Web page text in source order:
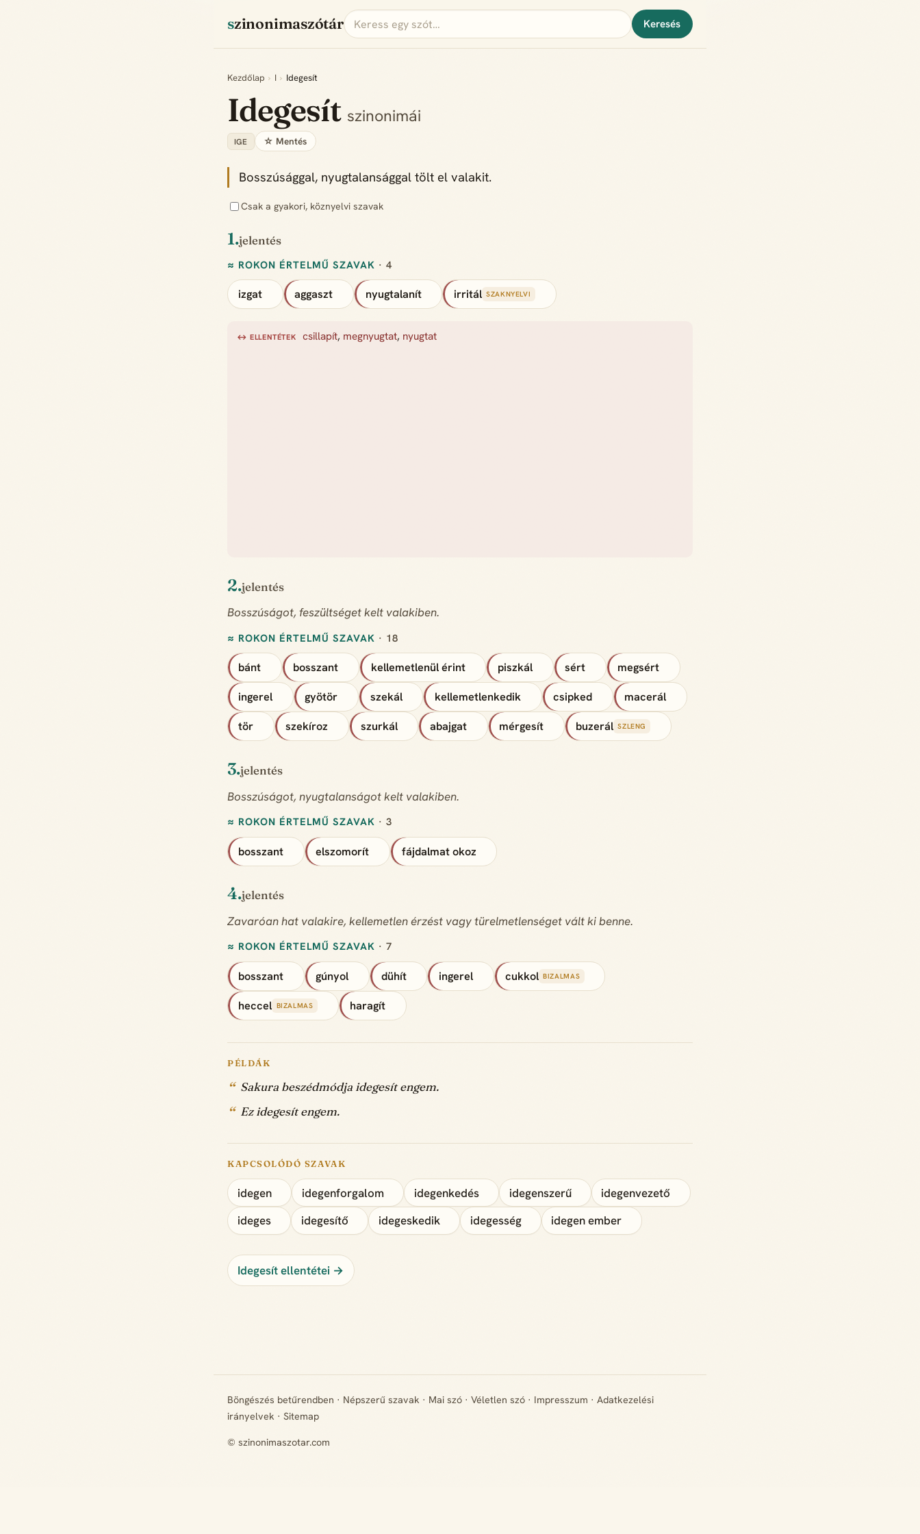
szinonimaszótár Keresés
Kezdőlap › I › Idegesít
Idegesít szinonimái
IGE ☆ Mentés
Bosszúsággal, nyugtalansággal tölt el valakit.
Csak a gyakori, köznyelvi szavak
1.jelentés
≈ ROKON ÉRTELMŰ SZAVAK · 4
izgat aggaszt nyugtalanít irritál SZAKNYELVI
↔ ELLENTÉTEK csillapít, megnyugtat, nyugtat
2.jelentés
Bosszúságot, feszültséget kelt valakiben.
≈ ROKON ÉRTELMŰ SZAVAK · 18
bánt bosszant kellemetlenül érint piszkál sért megsért
ingerel gyötör szekál kellemetlenkedik csipked macerál
tör szekíroz szurkál abajgat mérgesít buzerál SZLENG
3.jelentés
Bosszúságot, nyugtalanságot kelt valakiben.
≈ ROKON ÉRTELMŰ SZAVAK · 3
bosszant elszomorít fájdalmat okoz
4.jelentés
Zavaróan hat valakire, kellemetlen érzést vagy türelmetlenséget vált ki benne.
≈ ROKON ÉRTELMŰ SZAVAK · 7
bosszant gúnyol dühít ingerel cukkol BIZALMAS
heccel BIZALMAS haragít
PÉLDÁK
Sakura beszédmódja idegesít engem.
Ez idegesít engem.
KAPCSOLÓDÓ SZAVAK
idegen idegenforgalom idegenkedés idegenszerű
idegenvezető
ideges
idegesítő idegeskedik idegesség idegen ember
Idegesít ellentétei →
Böngészés betűrendben · Népszerű szavak · Mai szó · Véletlen szó · Impresszum · Adatkezelési
irányelvek · Sitemap
© szinonimaszotar.com